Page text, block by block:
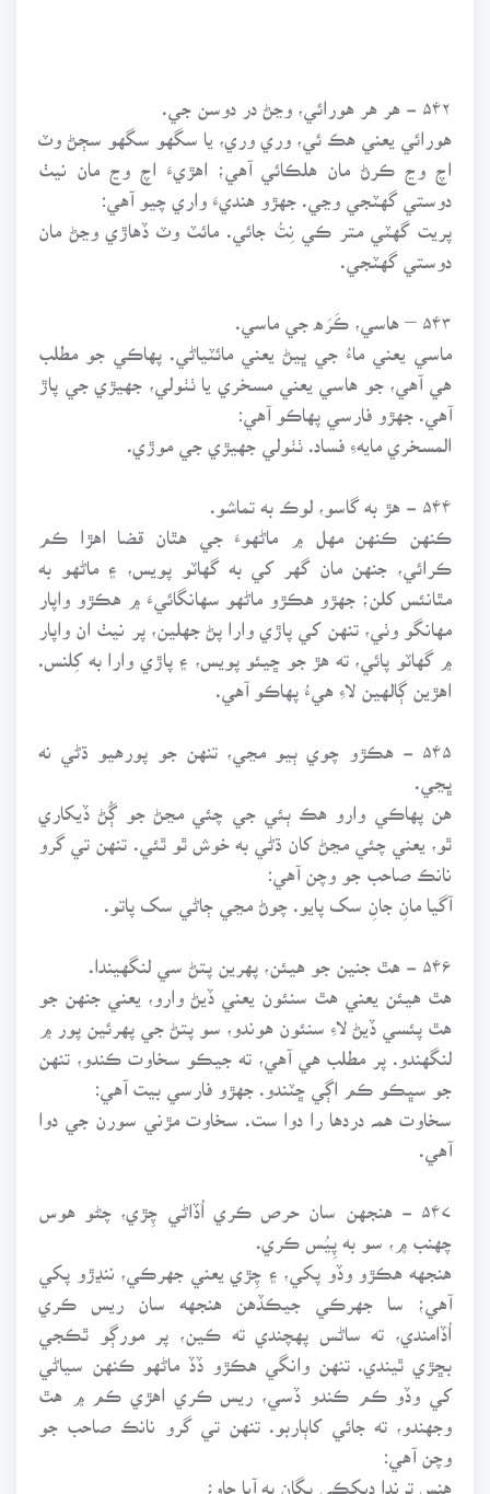
۵۴۲ - هر هر هورائي، وڃڻ در دوسن جي.
هورائي يعني هڪ ئي، وري وري، يا سگهو سگهو سڄڻ وٽ
اچ وڃ ڪرڻ مان هلڪائي آهي؛ اهڙيءَ اچ وڃ مان نيٺ
دوستي گهٽجي وڃي. جهڙو هنديءَ واري چيو آهي:
پريت گهٽي متر ڪي نِتُ جائي. مائٽ وٽ ڏهاڙي وڃڻ مان
دوستي گهٽجي.
۵۴۳ – هاسي، ڪَرَه جي ماسي.
ماسي يعني ماءُ جي ڀيڻ يعني مائٽياڻي. پهاڪي جو مطلب
هي آهي، جو هاسي يعني مسخري يا ٺٺولي، جهيڙي جي پاڙ
آهي. جهڙو فارسي پهاڪو آهي:
المسخري مايهءِ فساد. ٺٺولي جهيڙي جي موڙي.
۵۴۴ - هڙ به گاسو، لوڪ به تماشو.
ڪنهن ڪنهن مهل ۾ ماڻهوءَ جي هٿان قضا اهڙا ڪم
ڪرائي، جنهن مان گهر کي به گهاٽو پويس، ۽ ماڻهو به
مٿانئس کلن؛ جهڙو هڪڙو ماڻهو سهانگائيءَ ۾ هڪڙو واپار
مهانگو وٺي، تنهن کي پاڙي وارا پڻ جهلين، پر نيٺ ان واپار
۾ گهاٽو پائي، ته هڙ جو ڇيئو پويس، ۽ پاڙي وارا به کِلنس.
اهڙين ڳالهين لاءِ هيءُ پهاڪو آهي.
۵۴۵ - هڪڙو چوي ٻيو مڃي، تنهن جو پورهيو ڌڻي نه
هن پهاڪي وارو هڪ ٻئي جي چئي مڃڻ جو ڳُڻ ڏيکاري
ٿو، يعني چئي مڃڻ کان ڌڻي به خوش ٿو ٿئي. تنهن تي گرو
نانڪ صاحب جو وچن آهي:
آگيا مانِ جانِ سک پايو. چوڻ مڃي ڄاڻي سک پاتو.
۵۴۶ - هٿ جنين جو هيئن، پهرين پتڻ سي لنگهيندا.
هٿ هيئن يعني هٿ سنئون يعني ڏيڻ وارو، يعني جنهن جو
هٿ پئسي ڏيڻ لاءِ سنئون هوندو، سو پتڻ جي پهرئين پور ۾
لنگهندو. پر مطلب هي آهي، ته جيڪو سخاوت ڪندو، تنهن
جو سڀڪو ڪم اڳي ڇٽندو. جهڙو فارسي بيت آهي:
سخاوت همہ دردها را دوا ست. سخاوت مڙني سورن جي دوا
آهي.
۵۴۷ - هنجهن سان حرص ڪري اُڏاڻي چِڙي، چڻو هوس
چهنب ۾، سو به پِيُس ڪري.
هنجهه هڪڙو وڏو پکي، ۽ چِڙي يعني جهرڪي، ننڍڙو پکي
آهي؛ سا جهرڪي جيڪڏهن هنجهه سان ريس ڪري
اُڏامندي، ته ساڻس پهچندي ته ڪين، پر مورڳو ٿڪجي
بڇڙي ٿيندي. تنهن وانگي هڪڙو ڏڏ ماڻهو ڪنهن سياڻي
کي وڏو ڪم ڪندو ڏسي، ريس ڪري اهڙي ڪم ۾ هٿ
وجهندو، ته جائي کاٻاربو. تنهن تي گرو نانڪ صاحب جو
وچن آهي:
هنس ترندا ديکڪي ٻگان به آيا چاو؛